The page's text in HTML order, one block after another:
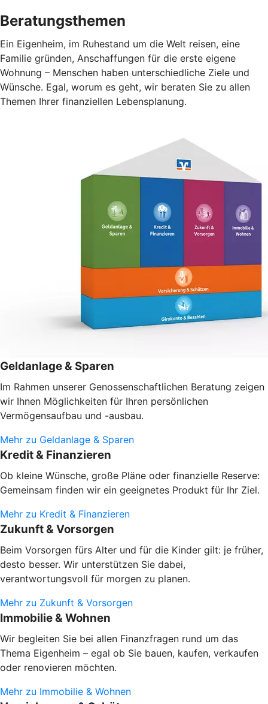
Beratungsthemen
Ein Eigenheim, im Ruhestand um die Welt reisen, eine
Familie gründen, Anschaffungen für die erste eigene
Wohnung – Menschen haben unterschiedliche Ziele und
Wünsche. Egal, worum es geht, wir beraten Sie zu allen
Themen Ihrer finanziellen Lebensplanung.
Geldanlage & Sparen
Im Rahmen unserer Genossenschaftlichen Beratung zeigen
wir Ihnen Möglichkeiten für Ihren persönlichen
Vermögensaufbau und -ausbau.
Mehr zu Geldanlage & Sparen
Kredit & Finanzieren
Ob kleine Wünsche, große Pläne oder finanzielle Reserve:
Gemeinsam finden wir ein geeignetes Produkt für Ihr Ziel.
Mehr zu Kredit & Finanzieren
Zukunft & Vorsorgen
Beim Vorsorgen fürs Alter und für die Kinder gilt: je früher,
desto besser. Wir unterstützen Sie dabei,
verantwortungsvoll für morgen zu planen.
Mehr zu Zukunft & Vorsorgen
Immobilie & Wohnen
Wir begleiten Sie bei allen Finanzfragen rund um das
Thema Eigenheim – egal ob Sie bauen, kaufen, verkaufen
oder renovieren möchten.
Mehr zu Immobilie & Wohnen